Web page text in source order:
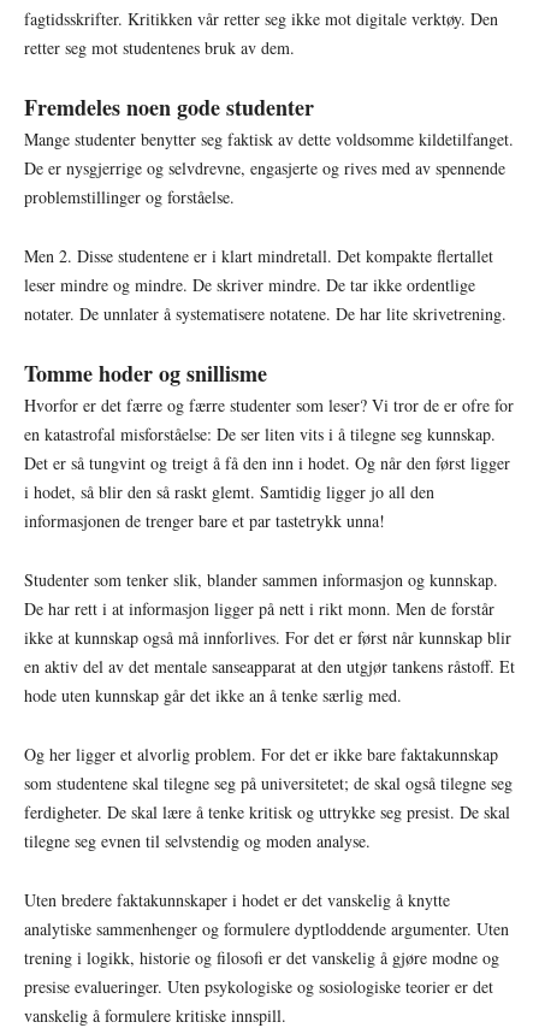
fagtidsskrifter. Kritikken vår retter seg ikke mot digitale verktøy. Den
retter seg mot studentenes bruk av dem.
Fremdeles noen gode studenter
Mange studenter benytter seg faktisk av dette voldsomme kildetilfanget.
De er nysgjerrige og selvdrevne, engasjerte og rives med av spennende
problemstillinger og forståelse.
Men 2. Disse studentene er i klart mindretall. Det kompakte flertallet
leser mindre og mindre. De skriver mindre. De tar ikke ordentlige
notater. De unnlater å systematisere notatene. De har lite skrivetrening.
Tomme hoder og snillisme
Hvorfor er det færre og færre studenter som leser? Vi tror de er ofre for
en katastrofal misforståelse: De ser liten vits i å tilegne seg kunnskap.
Det er så tungvint og treigt å få den inn i hodet. Og når den først ligger
i hodet, så blir den så raskt glemt. Samtidig ligger jo all den
informasjonen de trenger bare et par tastetrykk unna!
Studenter som tenker slik, blander sammen informasjon og kunnskap.
De har rett i at informasjon ligger på nett i rikt monn. Men de forstår
ikke at kunnskap også må innforlives. For det er først når kunnskap blir
en aktiv del av det mentale sanseapparat at den utgjør tankens råstoff. Et
hode uten kunnskap går det ikke an å tenke særlig med.
Og her ligger et alvorlig problem. For det er ikke bare faktakunnskap
som studentene skal tilegne seg på universitetet; de skal også tilegne seg
ferdigheter. De skal lære å tenke kritisk og uttrykke seg presist. De skal
tilegne seg evnen til selvstendig og moden analyse.
Uten bredere faktakunnskaper i hodet er det vanskelig å knytte
analytiske sammenhenger og formulere dyptloddende argumenter. Uten
trening i logikk, historie og filosofi er det vanskelig å gjøre modne og
presise evalueringer. Uten psykologiske og sosiologiske teorier er det
vanskelig å formulere kritiske innspill.